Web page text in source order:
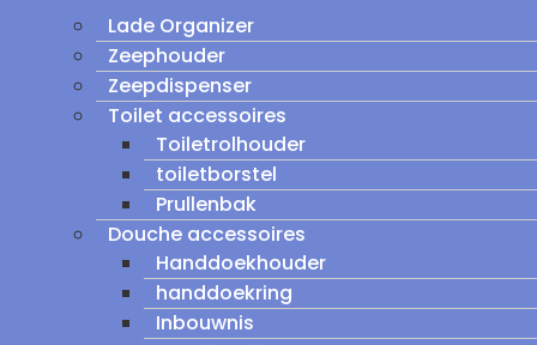
Lade Organizer
Zeephouder
Zeepdispenser
Toilet accessoires
Toiletrolhouder
toiletborstel
Prullenbak
Douche accessoires
Handdoekhouder
handdoekring
Inbouwnis